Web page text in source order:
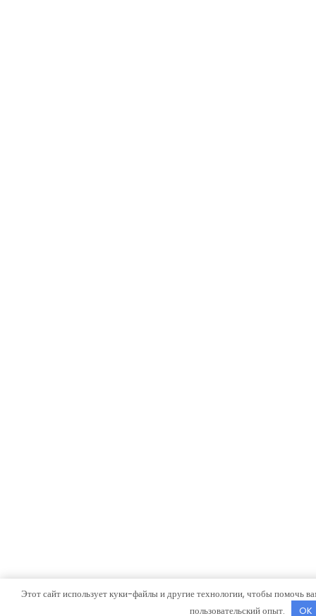
Этот сайт использует куки-файлы и другие технологии, чтобы помочь
пользовательский опыт.
OK